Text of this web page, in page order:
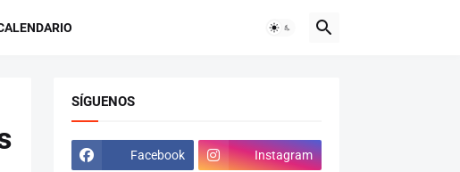
SÍGUENOS
Facebook Instagram